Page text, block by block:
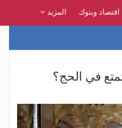
اقتصاد وبنوك المزيد
في الحج؟